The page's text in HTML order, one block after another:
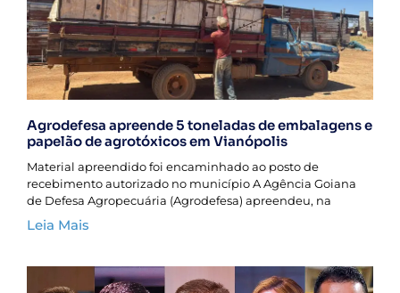
Agrodefesa apreende 5 toneladas de embalagens e
papelão de agrotóxicos em Vianópolis
Material apreendido foi encaminhado ao posto de
recebimento autorizado no município A Agência Goiana
de Defesa Agropecuária (Agrodefesa) apreendeu, na
Leia Mais